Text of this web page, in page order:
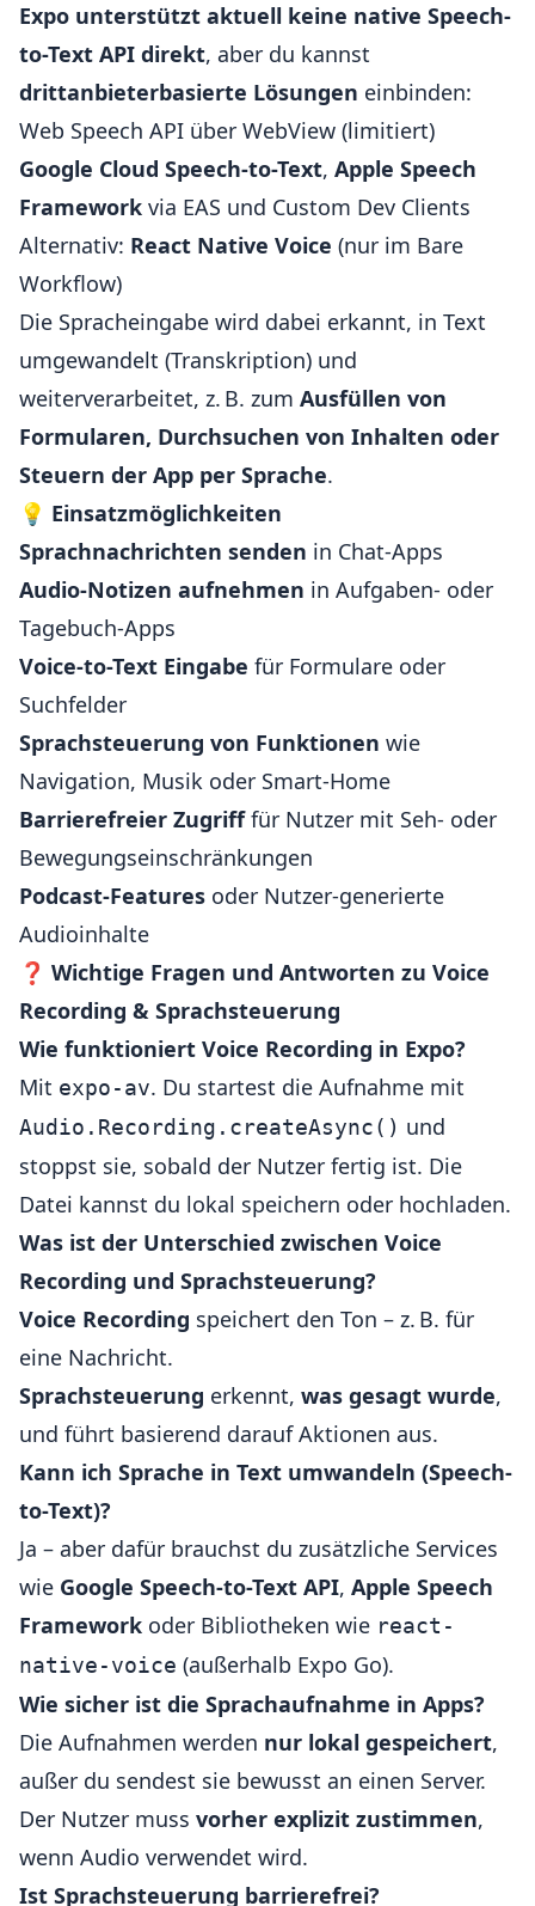
Expo unterstützt aktuell keine native Speech-
to-Text API direkt, aber du kannst
drittanbieterbasierte Lösungen einbinden:
Web Speech API über WebView (limitiert)
Google Cloud Speech-to-Text, Apple Speech
Framework via EAS und Custom Dev Clients
Alternativ: React Native Voice (nur im Bare
Workflow)
Die Spracheingabe wird dabei erkannt, in Text
umgewandelt (Transkription) und
weiterverarbeitet, z. B. zum Ausfüllen von
Formularen, Durchsuchen von Inhalten oder
Steuern der App per Sprache.
💡 Einsatzmöglichkeiten
Sprachnachrichten senden in Chat-Apps
Audio-Notizen aufnehmen in Aufgaben- oder
Tagebuch-Apps
Voice-to-Text Eingabe für Formulare oder
Suchfelder
Sprachsteuerung von Funktionen wie
Navigation, Musik oder Smart-Home
Barrierefreier Zugrifffür Nutzer mit Seh- oder
Bewegungseinschränkungen
Podcast-Features oder Nutzer-generierte
Audioinhalte
❓ Wichtige Fragen und Antworten zu Voice
Recording & Sprachsteuerung
Wie funktioniert Voice Recording in Expo?
Mit expo-av. Du startest die Aufnahme mit
Audio.Recording.createAsync() und
stoppst sie, sobald der Nutzer fertig ist. Die
Datei kannst du lokal speichern oder hochladen.
Was ist der Unterschied zwischen Voice
Recording und Sprachsteuerung?
Voice Recording speichert den Ton – z. B. für
eine Nachricht.
Sprachsteuerung erkennt, was gesagt wurde,
und führt basierend darauf Aktionen aus.
Kann ich Sprache in Text umwandeln (Speech-
to-Text)?
Ja – aber dafür brauchst du zusätzliche Services
wie Google Speech-to-Text API, Apple Speech
Framework oder Bibliotheken wie react-
native-voice (außerhalb Expo Go).
Wie sicher ist die Sprachaufnahme in Apps?
Die Aufnahmen werden nur lokal gespeichert,
außer du sendest sie bewusst an einen Server.
Der Nutzer muss vorher explizit zustimmen,
wenn Audio verwendet wird.
Ist Sprachsteuerung barrierefrei?